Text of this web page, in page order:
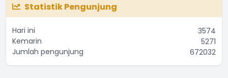
Statistik Pengunjung
Hari ini
3574
Kemarin
5271
Jumlah pengunjung
672032